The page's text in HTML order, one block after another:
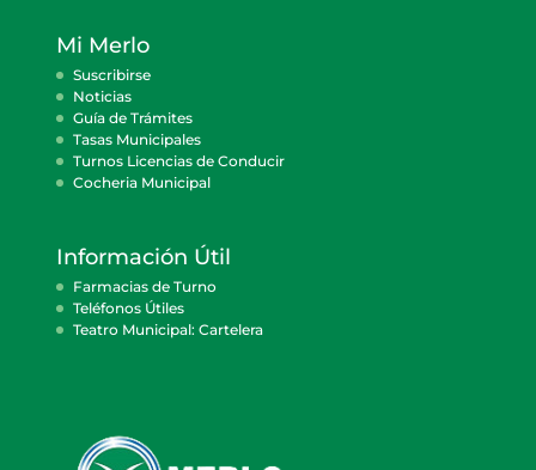
Mi Merlo
Suscribirse
Noticias
Guía de Trámites
Tasas Municipales
Turnos Licencias de Conducir
Cocheria Municipal
Información Útil
Farmacias de Turno
Teléfonos Útiles
Teatro Municipal: Cartelera